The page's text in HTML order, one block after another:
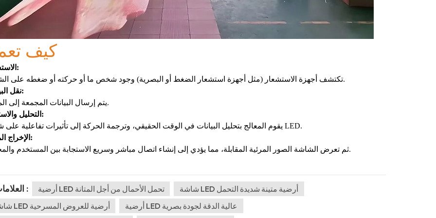
كيف
الاستشعار:
تكتشف أجهزة الاستشعار (مثل أجهزة استشعار الضغط أو البصرية) وجود شخص ما أو حركته أو ضغطه على الشاشة.
نقل البيانات:
يتم إرسال البيانات المجمعة إلى المعالج.
التحليل والاستجابة:
يقوم المعالج بتحليل البيانات في الوقت الحقيقي، وترجمة الحركة إلى تأثيرات تفاعلية على شاشة LED.
الإخراج المرئي:
ثم تعرض الشاشة الصور المرئية المقابلة، مما يؤدي إلى إنشاء اتصال مباشر وسريع الاستجابة بين المستخدم والمحتوى.
العلامات : أرضية LED تحمل الأحمال من أجل المتانة
شاشة LED أرضية متينة شديدة التحمل
شاشة LED أرضية للعروض المسرحية
أرضية LED عالية الدقة لجودة بصرية